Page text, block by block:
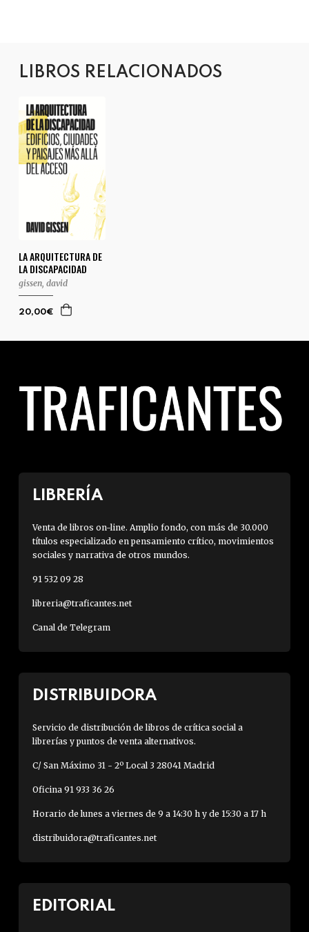
LIBROS RELACIONADOS
LA ARQUITECTURA DE
LA DISCAPACIDAD
gissen, david
20,00€
LIBRERÍA
Venta de libros on-line. Amplio fondo, con más de 30.000
títulos especializado en pensamiento crítico, movimientos
sociales y narrativa de otros mundos.
91 532 09 28
libreria@traficantes.net
Canal de Telegram
DISTRIBUIDORA
Servicio de distribución de libros de crítica social a
librerías y puntos de venta alternativos.
C/ San Máximo 31 - 2º Local 3 28041 Madrid
Oficina 91 933 36 26
Horario de lunes a viernes de 9 a 14:30 h y de 15:30 a 17 h
distribuidora@traficantes.net
EDITORIAL